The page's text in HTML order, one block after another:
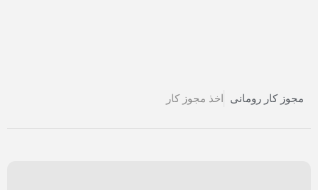
مجوز کار رومانی اخذ مجوز کار